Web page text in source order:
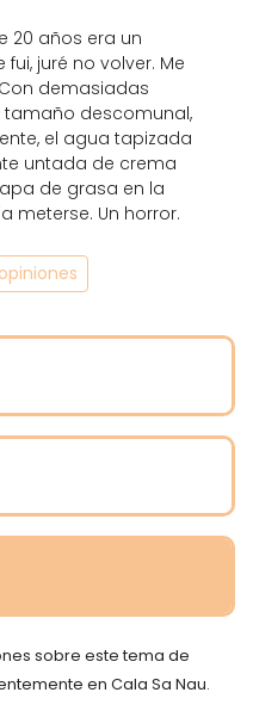
20 años era un
juré no volver. Me
demasiadas
descomunal,
el agua tapizada
untada de crema
de grasa en la
meterse. Un horror.
sobre este tema de
en Cala Sa Nau.